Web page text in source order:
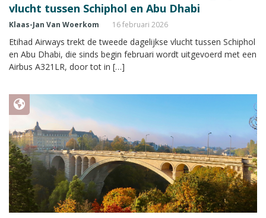
vlucht tussen Schiphol en Abu Dhabi
Klaas-Jan Van Woerkom 16 februari 2026
Etihad Airways trekt de tweede dagelijkse vlucht tussen Schiphol
en Abu Dhabi, die sinds begin februari wordt uitgevoerd met een
Airbus A321LR, door tot in […]